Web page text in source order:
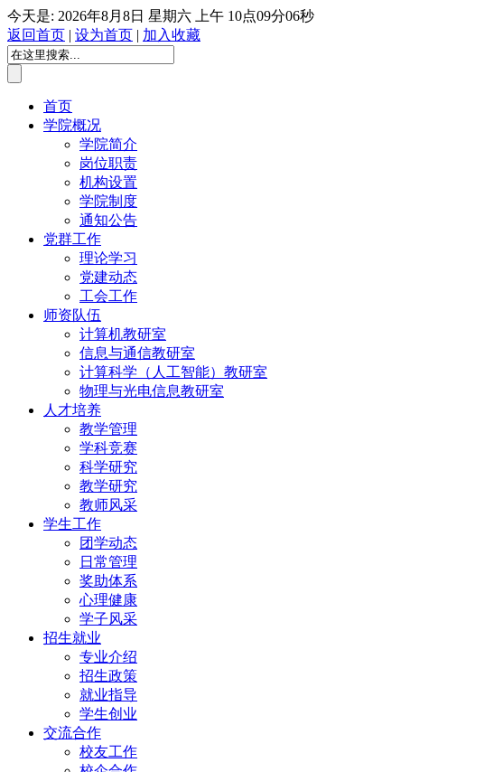
今天是: 2026年8月8日 星期六
上午 10点09分07秒
返回首页 | 设为首页 | 加入收藏
首页
学院概况
学院简介
岗位职责
机构设置
学院制度
通知公告
党群工作
理论学习
党建动态
工会工作
师资队伍
计算机教研室
信息与通信教研室
计算科学（人工智能）教研室
物理与光电信息教研室
人才培养
教学管理
学科竞赛
科学研究
教学研究
教师风采
学生工作
团学动态
日常管理
奖助体系
心理健康
学子风采
招生就业
专业介绍
招生政策
就业指导
学生创业
交流合作
校友工作